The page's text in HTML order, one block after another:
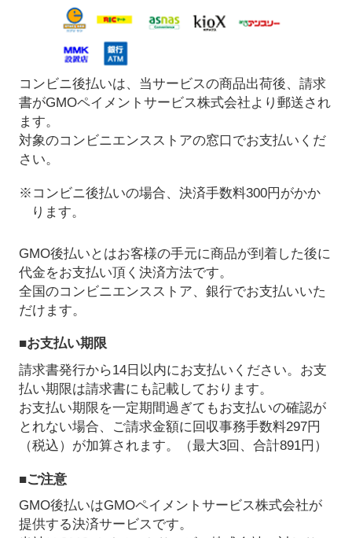
コンビニ後払いは、当サービスの商品出荷後、請求
書がGMOペイメントサービス株式会社より郵送され
ます。
対象のコンビニエンスストアの窓口でお支払いくだ
さい。
※コンビニ後払いの場合、決済手数料300円がかか
ります。
GMO後払いとはお客様の手元に商品が到着した後に
代金をお支払い頂く決済方法です。
全国のコンビニエンスストア、銀行でお支払いいた
だけます。
■お支払い期限
請求書発行から14日以内にお支払いください。お支
払い期限は請求書にも記載しております。
お支払い期限を一定期間過ぎてもお支払いの確認が
とれない場合、ご請求金額に回収事務手数料297円
（税込）が加算されます。（最大3回、合計891円）
■ご注意
GMO後払いはGMOペイメントサービス株式会社が
提供する決済サービスです。